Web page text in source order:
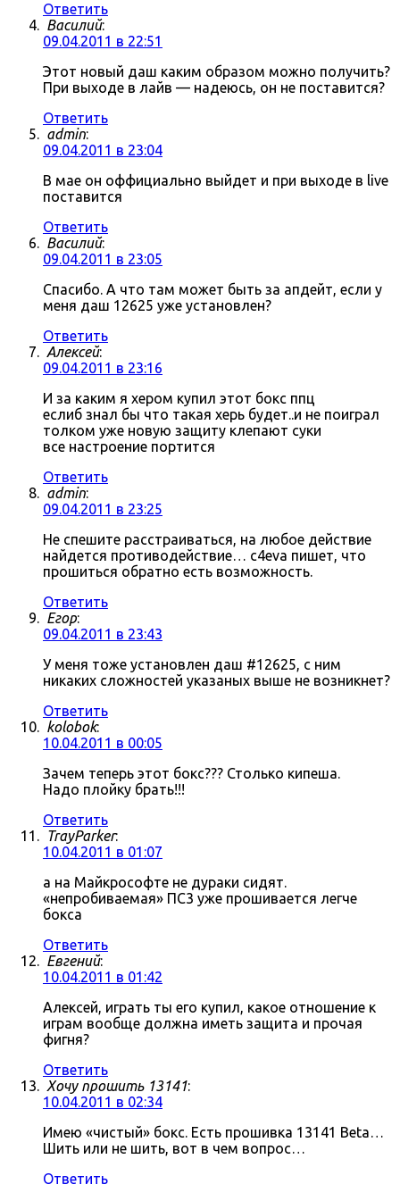
Ответить
Василий:
09.04.2011 в 22:51
Этот новый даш каким образом можно получить?
При выходе в лайв — надеюсь, он не поставится?
Ответить
admin:
09.04.2011 в 23:04
В мае он оффициально выйдет и при выходе в live
поставится
Ответить
Василий:
09.04.2011 в 23:05
Спасибо. А что там может быть за апдейт, если у
меня даш 12625 уже установлен?
Ответить
Алексей:
09.04.2011 в 23:16
И за каким я хером купил этот бокс ппц
еслиб знал бы что такая херь будет..и не поиграл
толком уже новую защиту клепают суки
все настроение портится
Ответить
admin:
09.04.2011 в 23:25
Не спешите расстраиваться, на любое действие
найдется противодействие… c4eva пишет, что
прошиться обратно есть возможность.
Ответить
Егор:
09.04.2011 в 23:43
У меня тоже установлен даш #12625, с ним
никаких сложностей указаных выше не возникнет?
Ответить
kolobok:
10.04.2011 в 00:05
Зачем теперь этот бокс??? Столько кипеша.
Надо плойку брать!!!
Ответить
TrayParker:
10.04.2011 в 01:07
а на Майкрософте не дураки сидят.
«непробиваемая» ПС3 уже прошивается легче
бокса
Ответить
Евгений:
10.04.2011 в 01:42
Алексей, играть ты его купил, какое отношение к
играм вообще должна иметь защита и прочая
фигня?
Ответить
Хочу прошить 13141:
10.04.2011 в 02:34
Имею «чистый» бокс. Есть прошивка 13141 Beta…
Шить или не шить, вот в чем вопрос…
Ответить